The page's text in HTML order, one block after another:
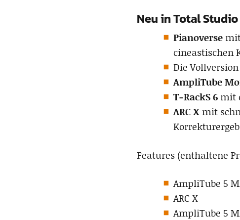
Neu in Total
Pianoverse
cineastischen
Die
AmpliTube
T-RackS 6 mit
ARC X mit
Features (enthaltene
AmpliTube 5
ARC X
AmpliTube 5